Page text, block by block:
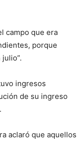
campo que era
porque
ingresos
de su ingreso
aclaró que aquellos